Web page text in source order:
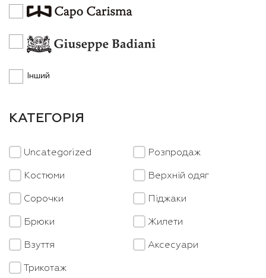
Інший
КАТЕГОРІЯ
Uncategorized Розпродаж
Костюми Верхній одяг
Cорочки Піджаки
Брюки Жилети
Взуття Аксесуари
Трикотаж